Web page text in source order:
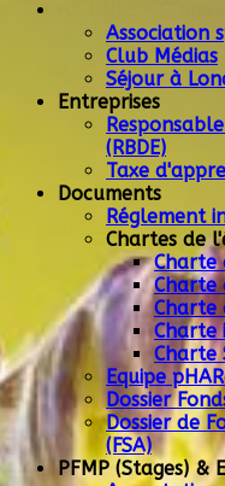
Association
Club Médias
Séjour à
Entreprises
(RBDE)
Taxe
Documents
Réglement
Chartes de
Charte
Charte
Charte
Charte
Charte
Equipe
Dossier
Dossier de
(FSA)
PFMP (Stages) &